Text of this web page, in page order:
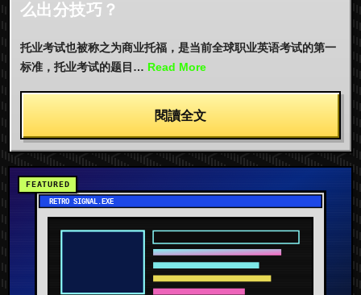
么出分技巧？
托业考试也被称之为商业托福，是当前全球职业英语考试的第一
标准，托业考试的题目… Read More
閱讀全文